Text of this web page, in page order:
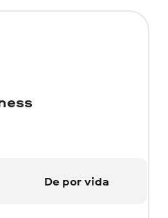
De por vida